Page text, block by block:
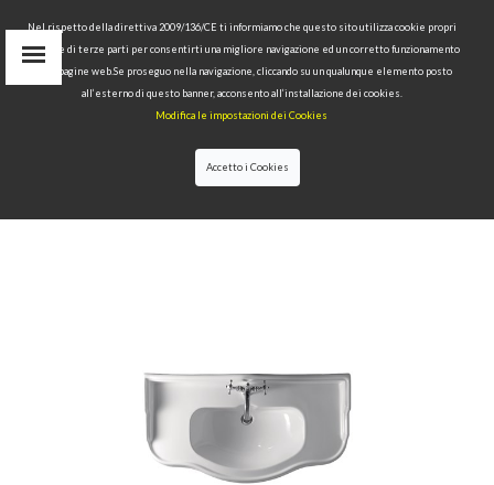
Area Riservata
COLLEZIONI >> RETRÒ
Nel rispetto della direttiva 2009/136/CE ti informiamo che questo sito utilizza cookie propri
tecnici e di terze parti per consentirti una migliore navigazione ed un corretto funzionamento
delle pagine web.Se proseguo nella navigazione, cliccando su un qualunque elemento posto
all’esterno di questo banner, acconsento all’installazione dei cookies.
Modifica le impostazioni dei Cookies
Accetto i Cookies